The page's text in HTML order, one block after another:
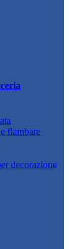
flambare
decorazione